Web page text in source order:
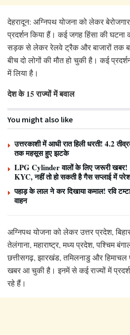
देहरादून: अग्निपथ योजना को लेकर
प्रदर्शन किया हैं। कई जगह हिंसा की
सड़क से लेकर रेलवे ट्रैक और बाजारों तक
बीच दो लोगों की मौत हो चुकी है। कई
में लिया है।
देश के 15 राज्यों में बवाल
You might also like
उत्तरकाशी में आधी रात हिली धरती! 4.2
तक महसूस हुए झटके
LPG Cylinder वालों के लिए जरूरी
KYC, नहीं तो हो सकती है गैस सप्लाई में
पहाड़ के लाल ने कर दिखाया कमाल! रवि
वाहन
अग्निपथ योजना को लेकर उत्तर प्रदेश,
तेलंगाना, महाराष्ट्र, मध्य प्रदेश, पश्चिम
छत्तीसगढ़, झारखंड, तमिलनाडु और हिमाचल
खबर आ चुकी है। इनमें से कई राज्यों में
रहे हैं।